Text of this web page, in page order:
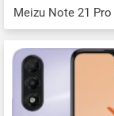
Meizu Note 21